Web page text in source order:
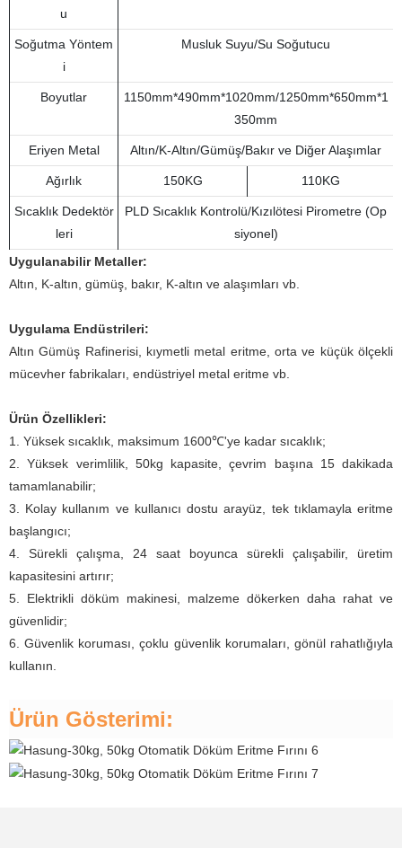
u
Soğutma Yöntem
i
Musluk Suyu/Su Soğutucu
Boyutlar
1150mm*490mm*1020mm/1250mm*650mm*1
350mm
Eriyen Metal Altın/K-Altın/Gümüş/Bakır ve Diğer Alaşımlar
Ağırlık 150KG 110KG
Sıcaklık Dedektör
leri
PLD Sıcaklık Kontrolü/Kızılötesi Pirometre (Op
siyonel)
Uygulanabilir Metaller:
Altın, K-altın, gümüş, bakır, K-altın ve alaşımları vb.
Uygulama Endüstrileri:
Altın Gümüş Rafinerisi, kıymetli metal eritme, orta ve küçük ölçekli
mücevher fabrikaları, endüstriyel metal eritme vb.
Ürün Özellikleri:
1. Yüksek sıcaklık, maksimum 1600℃'ye kadar sıcaklık;
2. Yüksek verimlilik, 50kg kapasite, çevrim başına 15 dakikada
tamamlanabilir;
3. Kolay kullanım ve kullanıcı dostu arayüz, tek tıklamayla eritme
başlangıcı;
4. Sürekli çalışma, 24 saat boyunca sürekli çalışabilir, üretim
kapasitesini artırır;
5. Elektrikli döküm makinesi, malzeme dökerken daha rahat ve
güvenlidir;
6. Güvenlik koruması, çoklu güvenlik korumaları, gönül rahatlığıyla
kullanın.
Ürün Gösterimi: